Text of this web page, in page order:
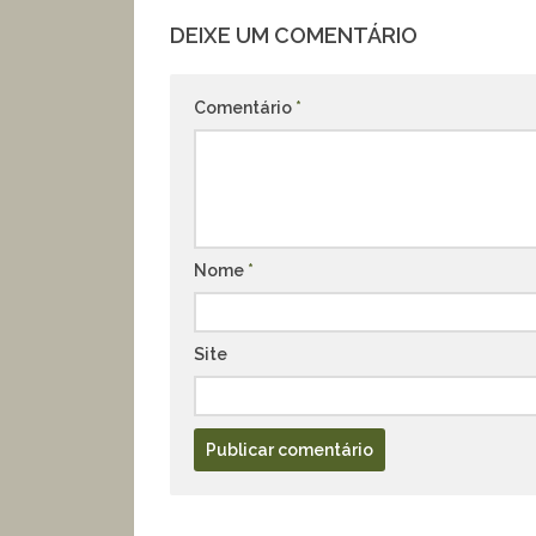
DEIXE UM COMENTÁRIO
Comentário *
Nome *
Site